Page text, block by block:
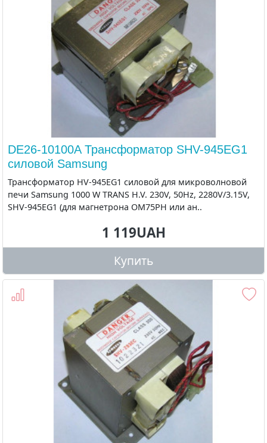
DE26-10100A Трансформатор SHV-945EG1
силовой Samsung
Трансформатор HV-945EG1 силовой для микроволновой
печи Samsung 1000 W TRANS H.V. 230V, 50Hz, 2280V/3.15V,
SHV-945EG1 (для магнетрона OM75PH или ан..
1 119UAH
Купить